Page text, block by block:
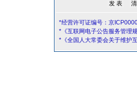
*经营许可证编号：京
*《互联网电子公告服务管理规
*《全国人大常委会关于维护